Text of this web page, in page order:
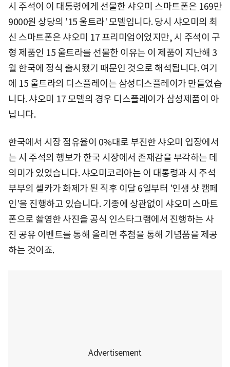
시 주석이 이 대통령에게 선물한 샤오미 스마트폰은 169만
9000원 상당의 '15 울트라' 모델입니다. 당시 샤오미의 최
신 스마트폰은 샤오미 17 프리미엄이었지만, 시 주석이 구
형 제품인 15 울트라를 선물한 이유는 이 제품이 지난해 3
월 한국에 정식 출시됐기 때문인 것으로 해석됩니다. 여기
에 15 울트라의 디스플레이는 삼성디스플레이가 만들었습
니다. 샤오미 17 모델의 경우 디스플레이가 삼성제품이 아
닙니다.
한국에서 시장 점유율이 0%대로 부진한 샤오미 입장에서
는 시 주석의 행보가 한국 시장에서 존재감을 부각하는 데
의미가 있었습니다. 샤오미코리아는 이 대통령과 시 주석
부부의 셀카가 화제가 된 직후 이달 6일부터 '인생 샷 캠페
인'을 진행하고 있습니다. 기종에 상관없이 샤오미 스마트
폰으로 촬영한 사진을 공식 인스타그램에서 진행하는 사
진 공유 이벤트를 통해 올리면 추첨을 통해 기념품을 제공
하는 것이죠.